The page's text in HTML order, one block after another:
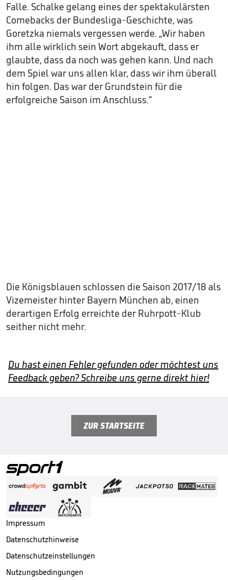
Falle. Schalke gelang eines der spektakulärsten
Comebacks der Bundesliga-Geschichte, was
Goretzka niemals vergessen werde. „Wir haben
ihm alle wirklich sein Wort abgekauft, dass er
glaubte, dass da noch was gehen kann. Und nach
dem Spiel war uns allen klar, dass wir ihm überall
hin folgen. Das war der Grundstein für die
erfolgreiche Saison im Anschluss.“
Die Königsblauen schlossen die Saison 2017/18 als
Vizemeister hinter Bayern München ab, einen
derartigen Erfolg erreichte der Ruhrpott-Klub
seither nicht mehr.
Du hast einen Fehler gefunden oder möchtest uns
Feedback geben? Schreibe uns gerne direkt hier!
ZUR STARTSEITE
Impressum
Datenschutzhinweise
Datenschutzeinstellungen
Nutzungsbedingungen